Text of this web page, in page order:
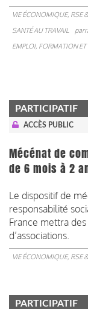
VIE ÉCONOMIQUE, RSE
SANTÉ AU TRAVAIL
EMPLOI, FORMATION ET
PARTICIPATIF
ACCÈS PUBLIC
Mécénat de
de 6 mois à 2
Le dispositif de
responsabilité
France mettra
d’associations.
VIE ÉCONOMIQUE, RSE
PARTICIPATIF